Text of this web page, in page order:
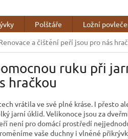
Polštáře Ložní
a čištění peří jsou pro nás
ruku při
hračkou
vrátila ve své plné kráse. I přesto
jarní úklid. Velikonoce jsou za
není pro domácí prostředí
vaše duchny i vlněné